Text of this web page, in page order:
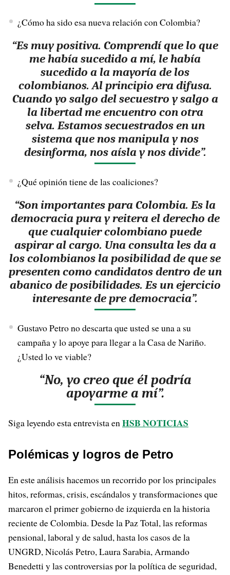
¿Cómo ha sido esa nueva relación con Colombia?
“Es muy positiva. Comprendí que lo que
me había sucedido a mí, le había
sucedido a la mayoría de los
colombianos. Al principio era difusa.
Cuando yo salgo del secuestro y salgo a
la libertad me encuentro con otra
selva. Estamos secuestrados en un
sistema que nos manipula y nos
desinforma, nos aísla y nos divide”.
¿Qué opinión tiene de las coaliciones?
“Son importantes para Colombia. Es la
democracia pura y reitera el derecho de
que cualquier colombiano puede
aspirar al cargo. Una consulta les da a
los colombianos la posibilidad de que se
presenten como candidatos dentro de un
abanico de posibilidades. Es un ejercicio
interesante de pre democracia”.
Gustavo Petro no descarta que usted se una a su
campaña y lo apoye para llegar a la Casa de Nariño.
¿Usted lo ve viable?
“No, yo creo que él podría
apoyarme a mí”.
Siga leyendo esta entrevista enHSB NOTICIAS
Polémicas y logros de Petro
En este análisis hacemos un recorrido por los principales
hitos, reformas, crisis, escándalos y transformaciones que
marcaron el primer gobierno de izquierda en la historia
reciente de Colombia. Desde la Paz Total, las reformas
pensional, laboral y de salud, hasta los casos de la
UNGRD, Nicolás Petro, Laura Sarabia, Armando
Benedetti y las controversias por la política de seguridad,